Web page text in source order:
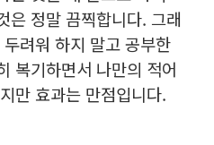
은 정말 끔찍합니다. 그래
려워 하지 말고 공부한
복기하면서 나만의 적어
만 효과는 만점입니다.